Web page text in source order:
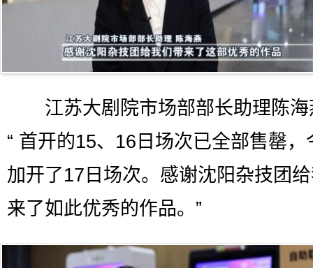
江苏大剧院市场部部长助理陈海
“ 首开的15、16日场次已全部售罄，
加开了17日场次。感谢沈阳杂技团
来了如此优秀的作品。”